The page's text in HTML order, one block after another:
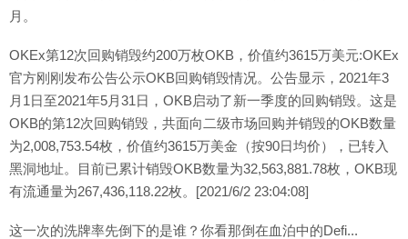
月。
OKEx第12次回购销毁约200万枚OKB，价值约3615万美元:OKEx
官方刚刚发布公告公示OKB回购销毁情况。公告显示，2021年3
月1日至2021年5月31日，OKB启动了新一季度的回购销毁。这是
OKB的第12次回购销毁，共面向二级市场回购并销毁的OKB数量
为2,008,753.54枚，价值约3615万美金（按90日均价），已转入
黑洞地址。目前已累计销毁OKB数量为32,563,881.78枚，OKB现
有流通量为267,436,118.22枚。[2021/6/2 23:04:08]
这一次的洗牌率先倒下的是谁？你看那倒在血泊中的Defi...